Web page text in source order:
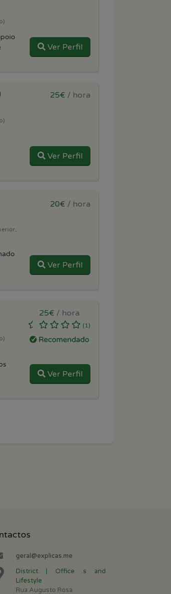
Ver Perfil
25€ / hora
Ver Perfil
20€ / hora
Ver Perfil
25€ / hora
(1)
Ver Perfil
geral@explicas.me
District | Office s and
Lifestyle
Rua Augusto Rosa